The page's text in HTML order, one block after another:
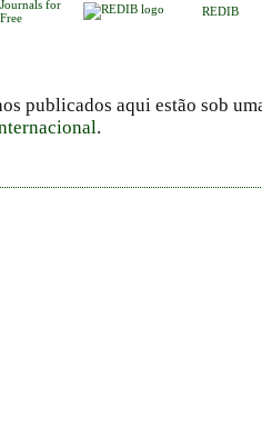
Journals for
Free
REDIB
publicados aqui estão sob
.